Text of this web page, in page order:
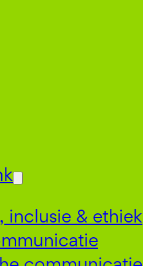
inclusie & ethiek